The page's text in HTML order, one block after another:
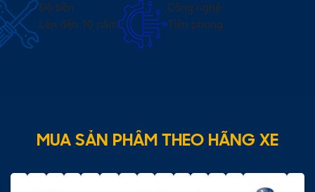
Độ bền
Lên đến 10 năm
Công nghệ
Tiên phong
MUA SẢN PHẨM THEO HÃNG XE